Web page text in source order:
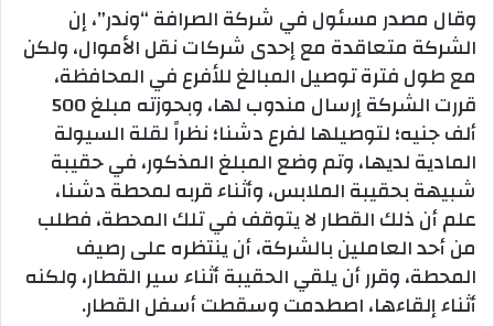
وقال مصدر مسئول في شركة الصرافة “وندر”، إن
الشركة متعاقدة مع إحدى شركات نقل الأموال، ولكن
مع طول فترة توصيل المبالغ للأفرع في المحافظة،
قررت الشركة إرسال مندوب لها، وبحوزته مبلغ 500
ألف جنيه؛ لتوصيلها لفرع دشنا؛ نظراً لقلة السيولة
المادية لديها، وتم وضع المبلغ المذكور، في حقيبة
شبيهة بحقيبة الملابس، وأثناء قربه لمحطة دشنا،
علم أن ذلك القطار لا يتوقف في تلك المحطة، فطلب
من أحد العاملين بالشركة، أن ينتظره على رصيف
المحطة، وقرر أن يلقي الحقيبة أثناء سير القطار، ولكنه
أثناء إلقاءها، اصطدمت وسقطت أسفل القطار.